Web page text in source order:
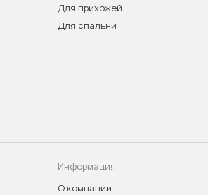
Для прихожей
Для спальни
Информация
О компании